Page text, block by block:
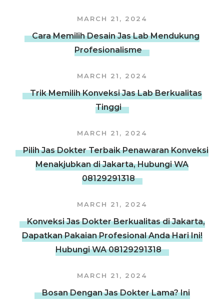
MARCH 21, 2024
Cara Memilih Desain Jas Lab Mendukung
Profesionalisme
MARCH 21, 2024
Trik Memilih Konveksi Jas Lab Berkualitas
Tinggi
MARCH 21, 2024
Pilih Jas Dokter Terbaik Penawaran Konveksi
Menakjubkan di Jakarta, Hubungi WA
08129291318
MARCH 21, 2024
Konveksi Jas Dokter Berkualitas di Jakarta,
Dapatkan Pakaian Profesional Anda Hari Ini!
Hubungi WA 08129291318
MARCH 21, 2024
Bosan Dengan Jas Dokter Lama? Ini